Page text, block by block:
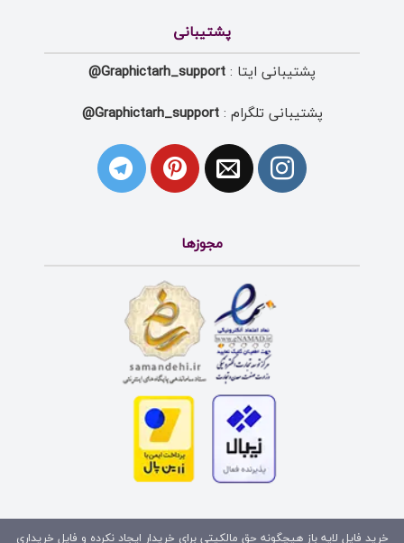
پشتیبانی
پشتیبانی ایتا : Graphictarh_support@
پشتیبانی تلگرام :Graphictarh_support@
مجوزها
خرید فایل لایه باز هیچگونه حق مالکیتی برای خریدار ایجاد نکرده و فایل خریداری